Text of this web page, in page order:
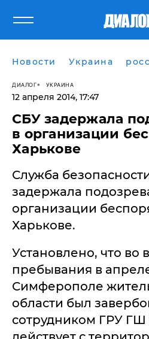
Новости Украина
ДИАЛОГ УКРАИНА
12 апреля 2014, 17:47
СБУ задержала
в организации
Харькове
Служба
задержала
организации
Харькове.
Установлено, что во
пребывания в
Симферополе
области был
сотрудником ГРУ